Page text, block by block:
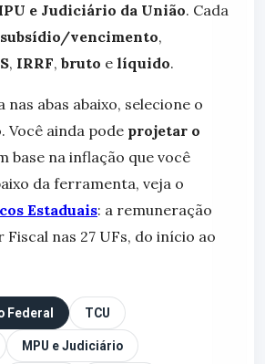
e Judiciário da União. Cada
subsídio/vencimento,
, IRRF, bruto e líquido.
nas abas abaixo, selecione o
Você ainda pode projetar o
base na inflação que você
da ferramenta, veja o
Estaduais: a remuneração
nas 27 UFs, do início ao
Federal TCU
MPU e Judiciário